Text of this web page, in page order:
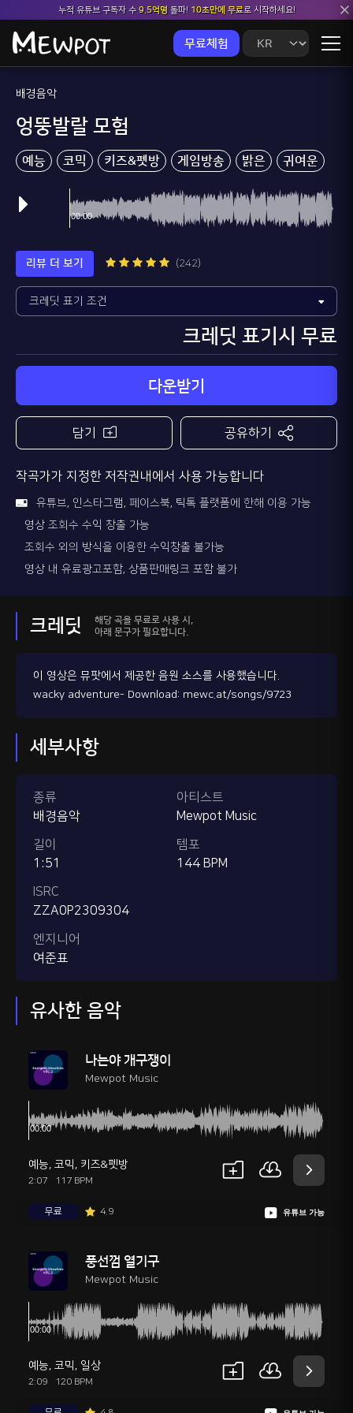
누적 유튜브 구독자 수9.5억명돌파! 10초만에 무료로 시작하세요!
무료체험
배경음악
엉뚱발랄 모험
예능 코믹 키즈&펫방 게임방송 밝은 귀여운
리뷰 더 보기 (242)
크레딧 표기시 무료
다운받기
담기 공유하기
작곡가가 지정한 저작권내에서 사용 가능합니다
유튜브, 인스타그램, 페이스북, 틱톡 플랫폼에 한해 이용 가능
영상 조회수 수익 창출 가능
조회수 외의 방식을 이용한 수익창출 불가능
영상 내 유료광고포함, 상품판매링크 포함 불가
크레딧
해당 곡을 무료로 사용 시,
아래 문구가 필요합니다.
이 영상은 뮤팟에서 제공한 음원 소스를 사용했습니다.
wacky adventure- Download: mewc.at/songs/9723
세부사항
종류
배경음악
길이
1:51
ISRC
ZZA0P2309304
엔지니어
여준표
아티스트
Mewpot Music
템포
144 BPM
유사한 음악
나는야 개구쟁이
Mewpot Music
예능, 코믹, 키즈&펫방
2:07 117 BPM
유튜브 가능
무료 4.9
풍선껌 열기구
Mewpot Music
예능, 코믹, 일상
2:09 120 BPM